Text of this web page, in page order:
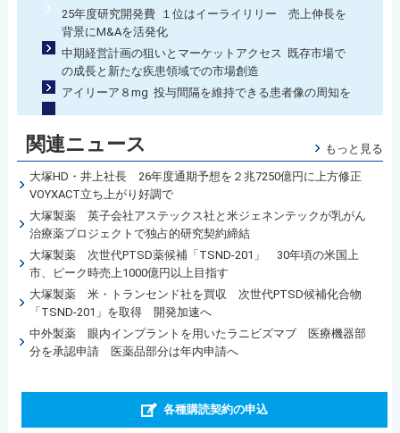
25年度研究開発費 １位はイーライリリー 売上伸長を
背景にM&Aを活発化
中期経営計画の狙いとマーケットアクセス 既存市場で
の成長と新たな疾患領域での市場創造
アイリーア８mg 投与間隔を維持できる患者像の周知を
関連ニュース もっと見る
大塚HD・井上社長 26年度通期予想を２兆7250億円に上方修正
VOYXACT立ち上がり好調で
大塚製薬 英子会社アステックス社と米ジェネンテックが乳がん
治療薬プロジェクトで独占的研究契約締結
大塚製薬 次世代PTSD薬候補「TSND-201」 30年頃の米国上
市、ピーク時売上1000億円以上目指す
大塚製薬 米・トランセンド社を買収 次世代PTSD候補化合物
「TSND-201」を取得 開発加速へ
中外製薬 眼内インプラントを用いたラニビズマブ 医療機器部
分を承認申請 医薬品部分は年内申請へ
各種購読契約の申込